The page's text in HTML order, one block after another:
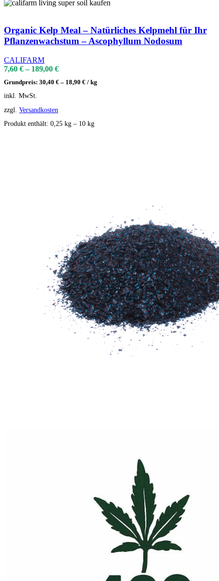
Organic Kelp Meal – Natürliches Kelpmehl für Ihr
Pflanzenwachstum – Ascophyllum Nodosum
CALIFARM
7,60 €– 189,00 €
Grundpreis: 30,40 € – 18,90 € / kg
inkl. MwSt.
zzgl. Versandkosten
Produkt enthält: 0,25 kg – 10 kg